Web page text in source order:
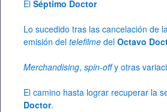
El Séptimo Doctor
Lo sucedido tras las cancelación de
emisión del telefilme del Octavo
Merchandising, spin-offy otras
El camino hasta lograr recuperar la
Doctor.